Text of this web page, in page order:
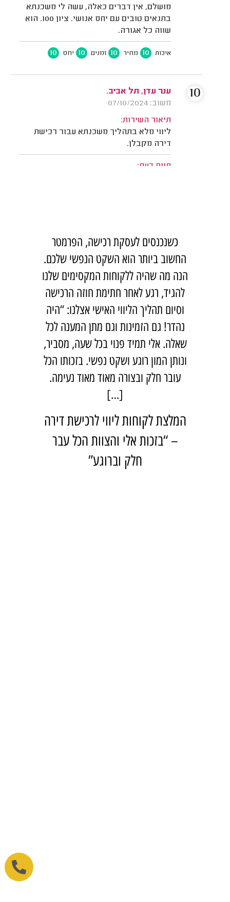
כשנכנסים לעסקת רכישה, הפרמטר
החשוב ביותר הוא השקט הנפשי שלכם.
הנה מה שהיה ללקוחות המקסימים שלנו
להגיד, רגע לאחר חתימת חוזה הרכישה
וסיום תהליך הליווי האישי אצלנו: “היה
נהדר! גם הזמינות וגם מתן המענה לכל
שאלה. אלי תמיד פנוי בכל שעה, מסביר,
ונותן המון רוגע ושקט נפשי. בזכותו הכל
עובר חלק ובצורה מאוד מאוד נעימה.
[…]
המלצת לקוחות ליווי לרכישת דירה
– “בזכות אלי והצוות הכל עבר
חלק וברוגע”